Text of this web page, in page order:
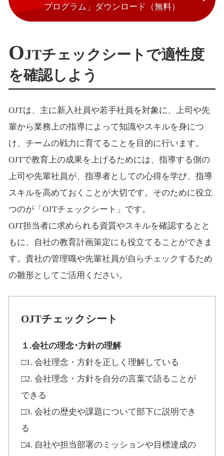
プログラム」ダウンロード（無料）
OJTチェックシートで適性度
を確認しよう
OJTは、主に新入社員や若手社員を対象に、上司や先
輩から業務上の指導によって知識やスキルを身につ
け、チームの戦力に育てることを目的に行います。
OJTで教育上の成果を上げるためには、指導する側の
上司や先輩社員が、指導者としての心得を学び、指導
スキルを高めておくことが大切です。そのために役立
つのが「OJTチェックシート」です。
OJT担当者に求められる資質やスキルを確認するとと
もに、自社の教育計画策定にも役立てることができま
す。貴社の管理職や先輩社員が自らチェックするため
の雛形としてご活用ください。
OJTチェックシート
１.会社の理念･方針の理解
□1. 会社理念・方針を正しく理解している
□2. 会社理念・方針を自分の言葉で語ることが
できる
□3. 会社の歴史や課題について部下に説明でき
る
□4. 自社や担当部署のミッションや目標達成の